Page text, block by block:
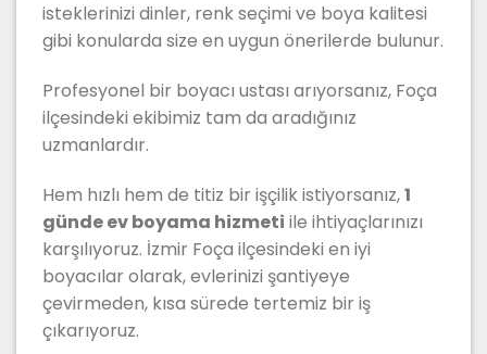
isteklerinizi dinler, renk seçimi ve boya kalitesi
gibi konularda size en uygun önerilerde bulunur.
Profesyonel bir boyacı ustası arıyorsanız, Foça
ilçesindeki ekibimiz tam da aradığınız
uzmanlardır.
Hem hızlı hem de titiz bir işçilik istiyorsanız,1
günde ev boyama hizmeti ile ihtiyaçlarınızı
karşılıyoruz. İzmir Foça ilçesindeki en iyi
boyacılar olarak, evlerinizi şantiyeye
çevirmeden, kısa sürede tertemiz bir iş
çıkarıyoruz.